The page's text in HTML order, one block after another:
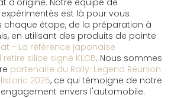
d'origine. Notre équipe de
expérimentés est là pour vous
étape, de la préparation à
en utilisant des produits de pointe
- La référence japonaise
retire silice signé KLCB. Nous sommes
partenaire du Rally-Legend Réunion
2025, ce qui témoigne de notre
envers l'automobile.